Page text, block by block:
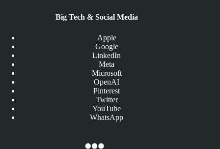
Big Tech & Social Media
Apple
Google
LinkedIn
Meta
Microsoft
OpenAI
Pinterest
Twitter
YouTube
WhatsApp